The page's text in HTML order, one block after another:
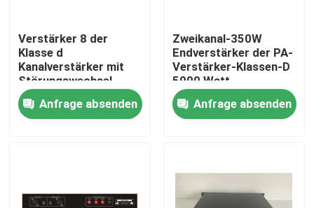
Haus
Videos
Verstärker 8 der
Klasse d
Kanalverstärker mit
Störungswechsel-
Sprecherlinie
Überwachung
Anfrage absenden
Zweikanal-350W
Endverstärker der PA-
Verstärker-Klassen-D
5000 Watt
Anfrage absenden